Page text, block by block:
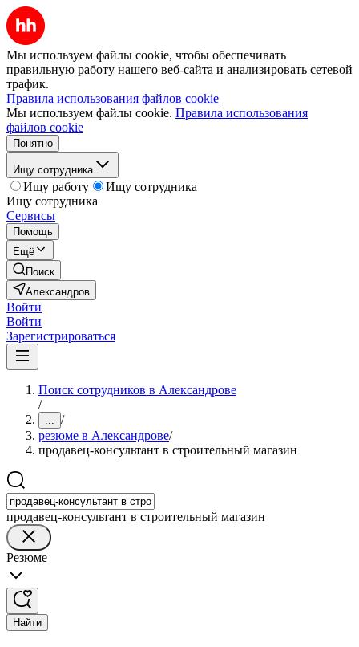
Мы используем файлы cookie, чтобы обеспечивать
правильную работу нашего веб-сайта и анализировать сетевой
трафик.
Правила использования файлов cookie
Мы используем файлы cookie. Правила использования
файлов cookie
Понятно
Ищу сотрудника
Ищу работу
Ищу сотрудника
Ищу сотрудника
Сервисы
Помощь
Ещё
Поиск
Александров
Войти
Войти
Зарегистрироваться
Поиск сотрудников в Александрове
/
... /
резюме в Александрове/
продавец-консультант в строительный магазин
продавец-консультант в строительный магазин
Резюме
Найти